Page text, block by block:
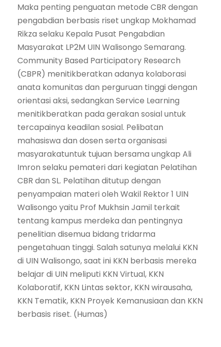
Maka penting penguatan metode CBR dengan
pengabdian berbasis riset ungkap Mokhamad
Rikza selaku Kepala Pusat Pengabdian
Masyarakat LP2M UIN Walisongo Semarang.
Community Based Participatory Research
(CBPR) menitikberatkan adanya kolaborasi
anata komunitas dan perguruan tinggi dengan
orientasi aksi, sedangkan Service Learning
menitikberatkan pada gerakan sosial untuk
tercapainya keadilan sosial. Pelibatan
mahasiswa dan dosen serta organisasi
masyarakatuntuk tujuan bersama ungkap Ali
Imron selaku pemateri dari kegiatan Pelatihan
CBR dan SL. Pelatihan ditutup dengan
penyampaian materi oleh Wakil Rektor 1 UIN
Walisongo yaitu Prof Mukhsin Jamil terkait
tentang kampus merdeka dan pentingnya
penelitian disemua bidang tridarma
pengetahuan tinggi. Salah satunya melalui KKN
di UIN Walisongo, saat ini KKN berbasis mereka
belajar di UIN meliputi KKN Virtual, KKN
Kolaboratif, KKN Lintas sektor, KKN wirausaha,
KKN Tematik, KKN Proyek Kemanusiaan dan KKN
berbasis riset. (Humas)